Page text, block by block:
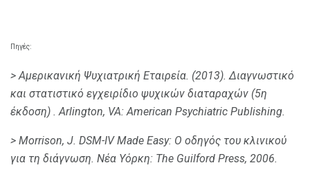
Πηγές:
> Αμερικανική Ψυχιατρική Εταιρεία. (2013). Διαγνωστικό
και στατιστικό εγχειρίδιο ψυχικών διαταραχών (5η
έκδοση) . Arlington, VA: American Psychiatric Publishing.
> Morrison, J. DSM-IV Made Easy: Ο οδηγός του κλινικού
για τη διάγνωση. Νέα Υόρκη: The Guilford Press, 2006.